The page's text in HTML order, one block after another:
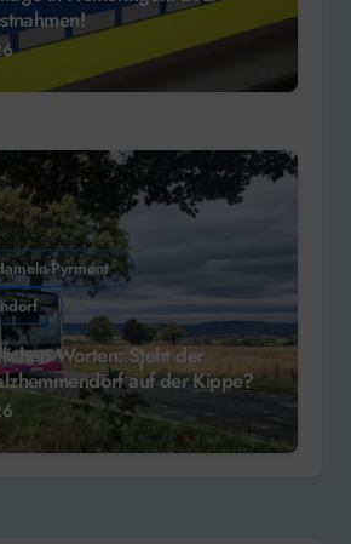
Pyrmont
Worten: Steht der
auf der Kippe?